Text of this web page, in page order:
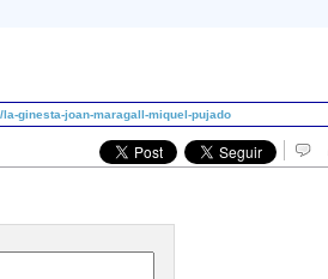
ginesta-joan-maragall-miquel-pujado